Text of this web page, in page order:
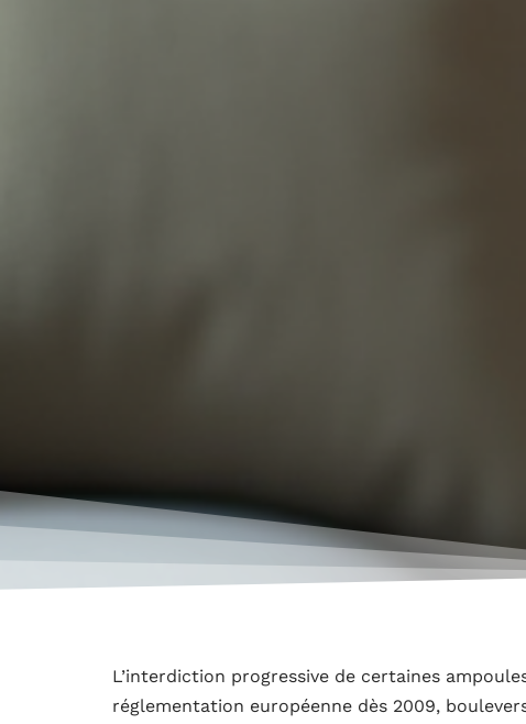
L’interdiction progressive de certaines
réglementation européenne dès 2009,